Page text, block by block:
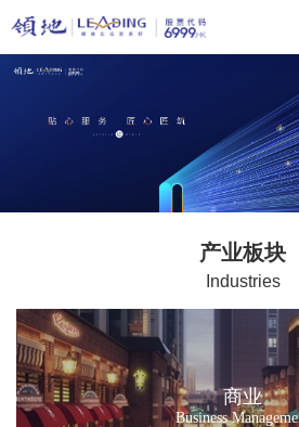
产业板块
Industries
商业
Business